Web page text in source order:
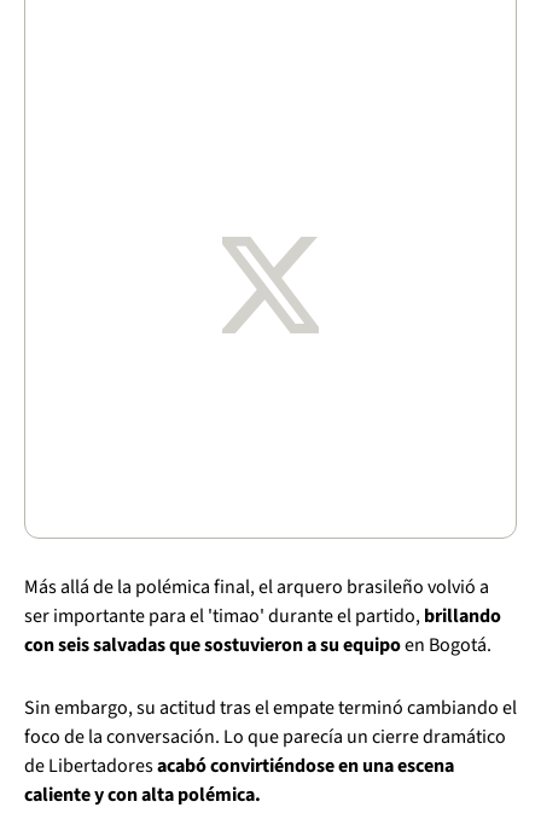
Más allá de la polémica final, el arquero brasileño volvió a
ser importante para el 'timao' durante el partido,brillando
con seis salvadas que sostuvieron a su equipoen Bogotá.
Sin embargo, su actitud tras el empate terminó cambiando el
foco de la conversación. Lo que parecía un cierre dramático
de Libertadoresacabó convirtiéndose en una escena
caliente y con alta polémica.